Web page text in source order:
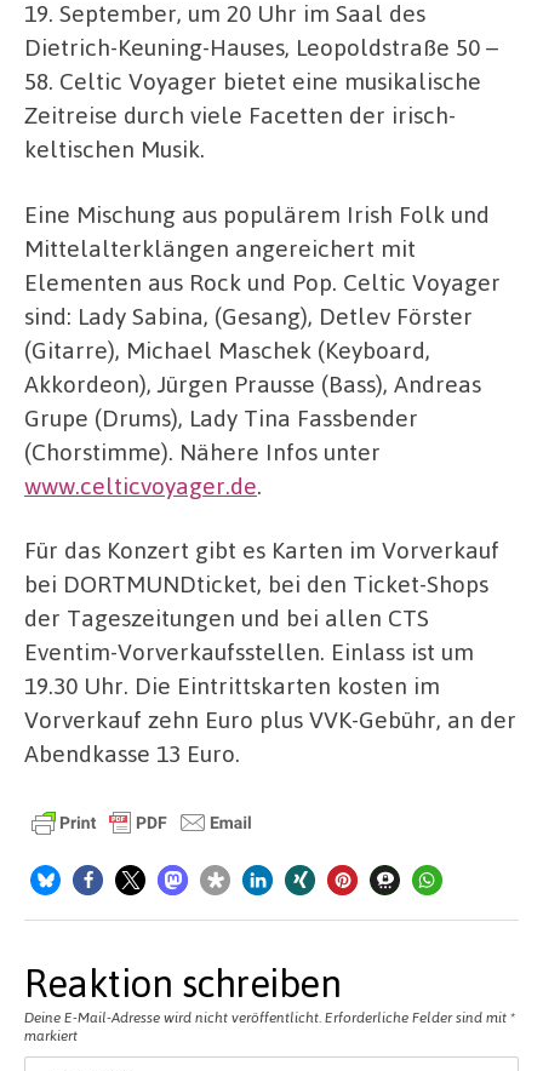
19. September, um 20 Uhr im Saal des
Dietrich-Keuning-Hauses, Leopoldstraße 50 –
58. Celtic Voyager bietet eine musikalische
Zeitreise durch viele Facetten der irisch-
keltischen Musik.
Eine Mischung aus populärem Irish Folk und
Mittelalterklängen angereichert mit
Elementen aus Rock und Pop. Celtic Voyager
sind: Lady Sabina, (Gesang), Detlev Förster
(Gitarre), Michael Maschek (Keyboard,
Akkordeon), Jürgen Prausse (Bass), Andreas
Grupe (Drums), Lady Tina Fassbender
(Chorstimme). Nähere Infos unter
www.celticvoyager.de.
Für das Konzert gibt es Karten im Vorverkauf
bei DORTMUNDticket, bei den Ticket-Shops
der Tageszeitungen und bei allen CTS
Eventim-Vorverkaufsstellen. Einlass ist um
19.30 Uhr. Die Eintrittskarten kosten im
Vorverkauf zehn Euro plus VVK-Gebühr, an der
Abendkasse 13 Euro.
Reaktion schreiben
Deine E-Mail-Adresse wird nicht veröffentlicht. Erforderliche Felder sind mit *
markiert